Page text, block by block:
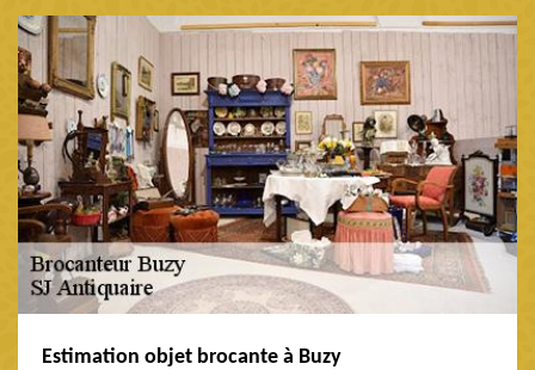
Estimation objet brocante à Buzy